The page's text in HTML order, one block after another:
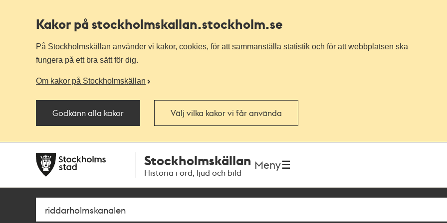
Kakor på stockholmskallan.stockholm.se
På Stockholmskällan använder vi kakor, cookies, för att sammanställa statistik och för att webbplatsen ska
fungera på ett bra sätt för dig.
Om kakor på Stockholmskällan
Godkänn alla kakor Välj vilka kakor vi får använda
navigationen
huvudinnehållet
Stockholmskällan
Historia i ord, ljud och bild
Meny
Sök